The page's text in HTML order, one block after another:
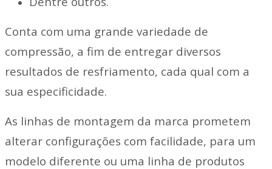
Conta com uma grande variedade de
compressão, a fim de entregar diversos
resultados de resfriamento, cada qual com a
sua especificidade.
As linhas de montagem da marca prometem
alterar configurações com facilidade, para um
modelo diferente ou uma linha de produtos